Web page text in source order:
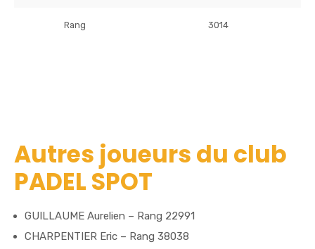
Rang 3014
Autres joueurs du club
PADEL SPOT
GUILLAUME Aurelien – Rang 22991
CHARPENTIER Eric – Rang 38038